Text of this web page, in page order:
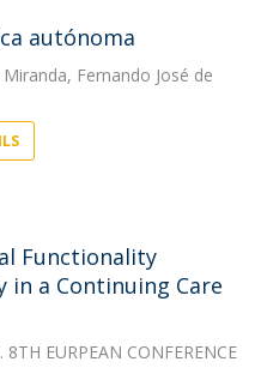
autónoma
Fernando José de
Functionality
a Continuing Care
8TH EURPEAN CONFERENCE